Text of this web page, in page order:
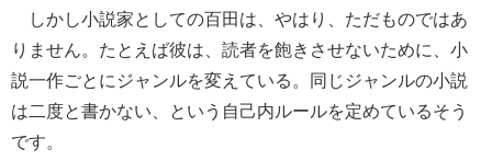
しかし小説家としての百田は、やはり、ただものではあ
りません。たとえば彼は、読者を飽きさせないために、小
説一作ごとにジャンルを変えている。同じジャンルの小説
は二度と書かない、という自己内ルールを定めているそう
です。